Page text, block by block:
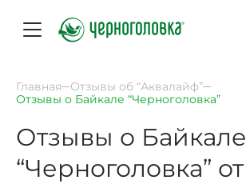
Главная
Отзывы об “Аквалайф”
Отзывы о Байкале “Черноголовка”
Отзывы о Байкале
“Черноголовка” от